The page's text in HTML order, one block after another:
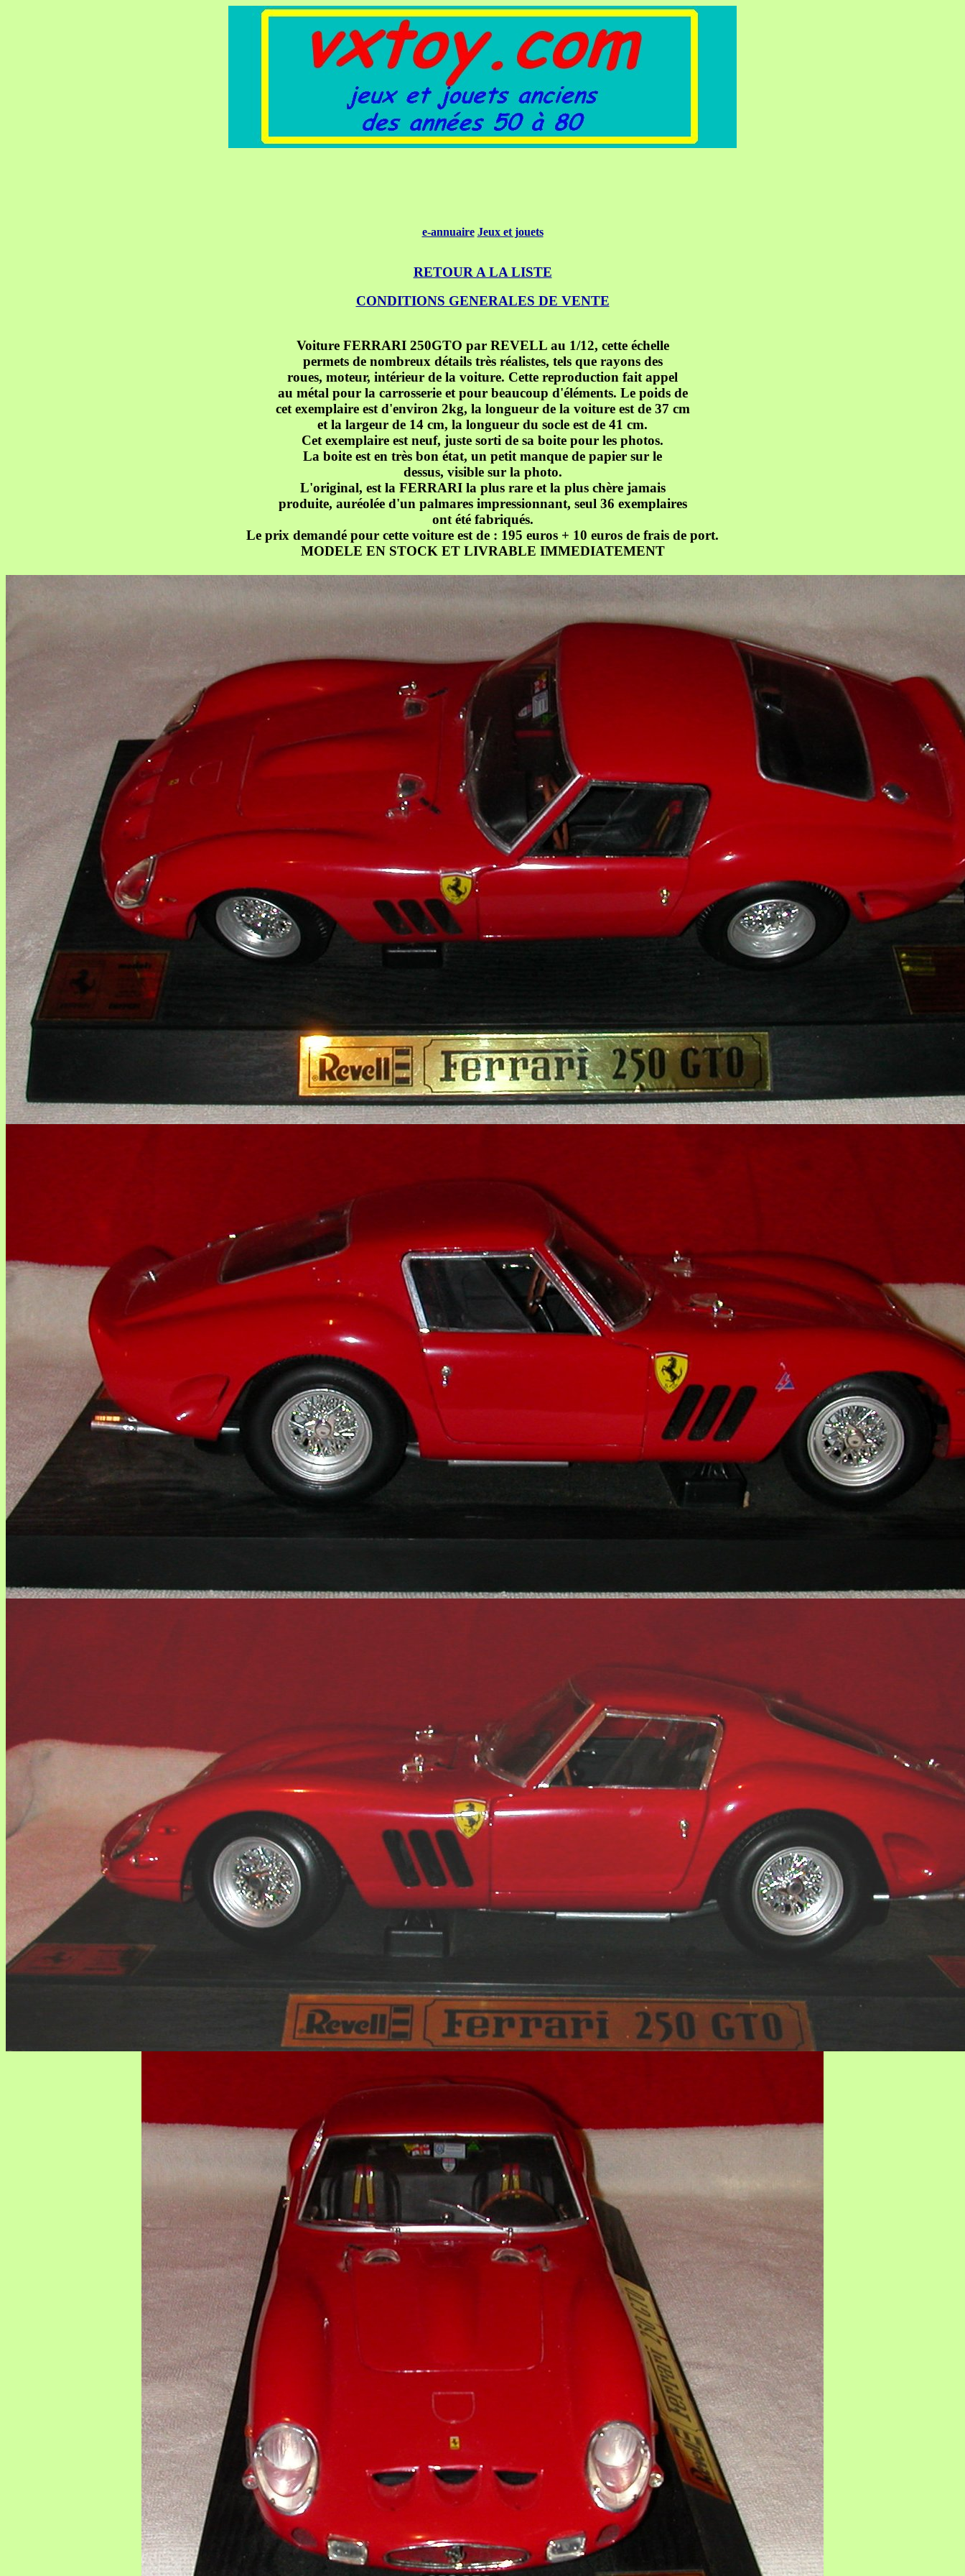
e-annuaire Jeux et jouets
RETOUR A LA LISTE
CONDITIONS GENERALES DE VENTE
Voiture FERRARI 250GTO par REVELL au 1/12, cette échelle
permets de nombreux détails très réalistes, tels que rayons des
roues, moteur, intérieur de la voiture. Cette reproduction fait appel
au métal pour la carrosserie et pour beaucoup d'éléments. Le poids de
cet exemplaire est d'environ 2kg, la longueur de la voiture est de 37 cm
et la largeur de 14 cm, la longueur du socle est de 41 cm.
Cet exemplaire est neuf, juste sorti de sa boite pour les photos.
La boite est en très bon état, un petit manque de papier sur le
dessus, visible sur la photo.
L'original, est la FERRARI la plus rare et la plus chère jamais
produite, auréolée d'un palmares impressionnant, seul 36 exemplaires
ont été fabriqués.
Le prix demandé pour cette voiture est de : 195 euros + 10 euros de frais de port.
MODELE EN STOCK ET LIVRABLE IMMEDIATEMENT